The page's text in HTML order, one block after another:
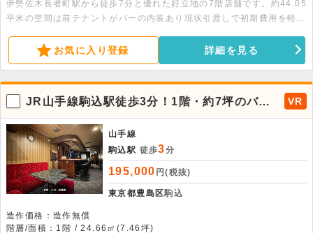
伊勢佐木長者町駅から徒歩7分と優れた好立地の7階店舗です。約44.05
平米の空間は前テナントがバーの内装あり現状引渡しで初期費用を軽減
お気に入り登録 詳細を見る
JR山手線駒込駅徒歩3分！1階・約7坪のバー
居抜き物件が出ました。
VR
山手線
駒込駅 徒歩3分
195,000 円(税抜)
東京都豊島区駒込
造作価格：造作無償
階層/面積：1階 / 24.66㎡(7.46坪)